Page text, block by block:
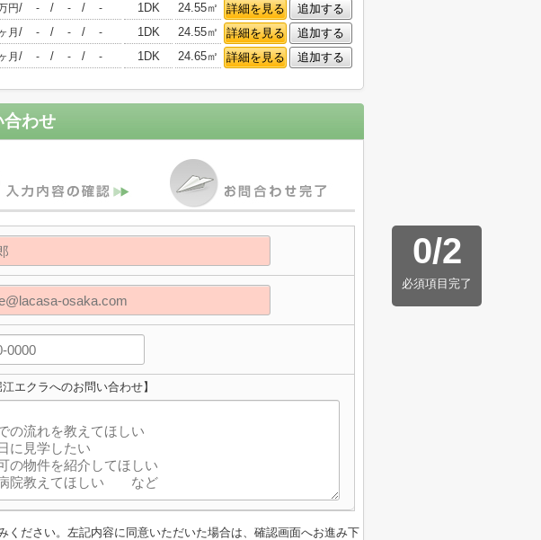
円/ - / - / - 1DK 24.55㎡ 詳細を見る
追加する
月 / - / - / - 1DK 24.55㎡ 詳細を見る
追加する
月 / - / - / - 1DK 24.65㎡ 詳細を見る 追加する
合わせ
0/2
必須項目完了
江エクラへのお問い合わせ】
ください。左記内容に同意いただいた場合は、確認画面へお進み下